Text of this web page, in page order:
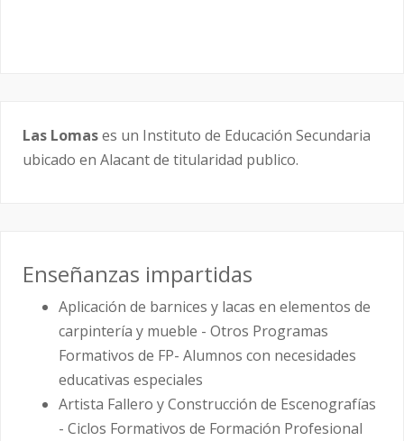
Las Lomases un Instituto de Educación Secundaria
ubicado en Alacant de titularidad publico.
Enseñanzas impartidas
Aplicación de barnices y lacas en elementos de
carpintería y mueble - Otros Programas
Formativos de FP- Alumnos con necesidades
educativas especiales
Artista Fallero y Construcción de Escenografías
- Ciclos Formativos de Formación Profesional